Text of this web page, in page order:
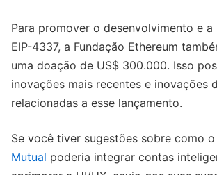
Para promover o desenvolvimento e a
EIP-4337, a Fundação Ethereum
uma doação de US$ 300.000. Isso
inovações mais recentes e inovações
relacionadas a esse lançamento.
Se você tiver sugestões sobre como o
Mutual poderia integrar contas